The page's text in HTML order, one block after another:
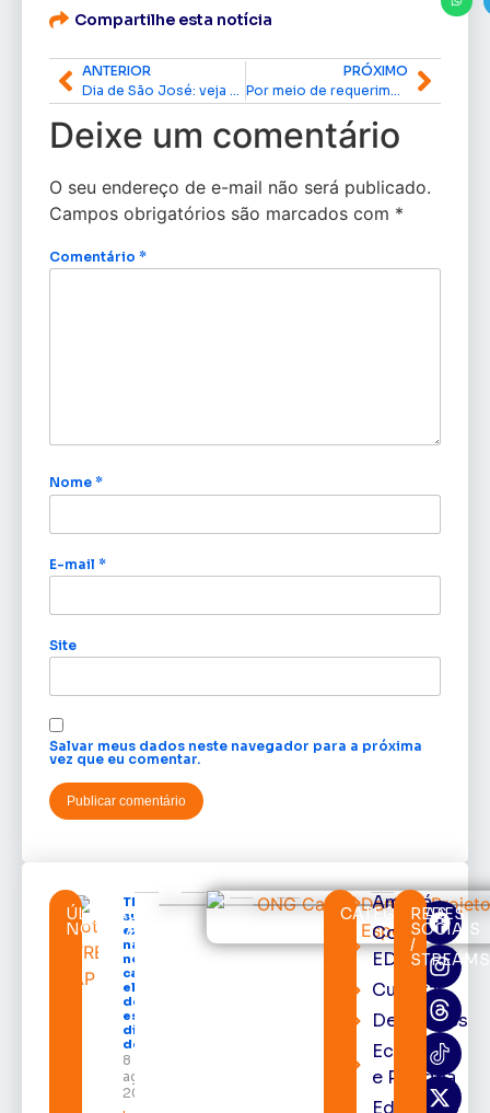
Compartilhe esta notícia
ANTERIOR
PRÓXIMO
Deixe um comentário
O seu endereço de e-mail não será publicado.
Campos obrigatórios são marcados com *
Comentário *
Nome *
E-mail *
Site
Salvar meus dados neste navegador para a próxima
vez que eu comentar.
ÚLTIMAS
NOTÍCIAS
TRE-AP
suspende
expediente
na sede e
nos
cartórios
eleitorais
de todo o
estado nos
dias 10 e 11
de agosto
8 de
agosto de
2026
CATEGORIAS
Amapá
Cortes
EDcast
Cultura
Destaques
Economia
e Política
Educação
REDES
SOCIAIS
/
STREAMS